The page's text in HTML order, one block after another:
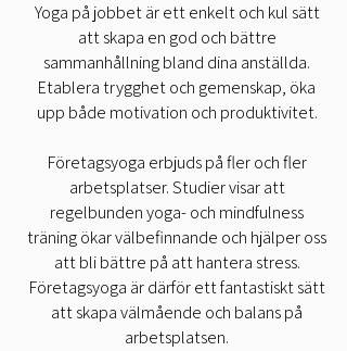
Yoga på jobbet är ett enkelt och kul sätt
att skapa en god och bättre
sammanhållning bland dina anställda.
Etablera trygghet och gemenskap, öka
upp både motivation och produktivitet.
Företagsyoga erbjuds på fler och fler
arbetsplatser. Studier visar att
regelbunden yoga- och mindfulness
träning ökar välbefinnande och hjälper oss
att bli bättre på att hantera stress.
Företagsyoga är därför ett fantastiskt sätt
att skapa välmående och balans på
arbetsplatsen.